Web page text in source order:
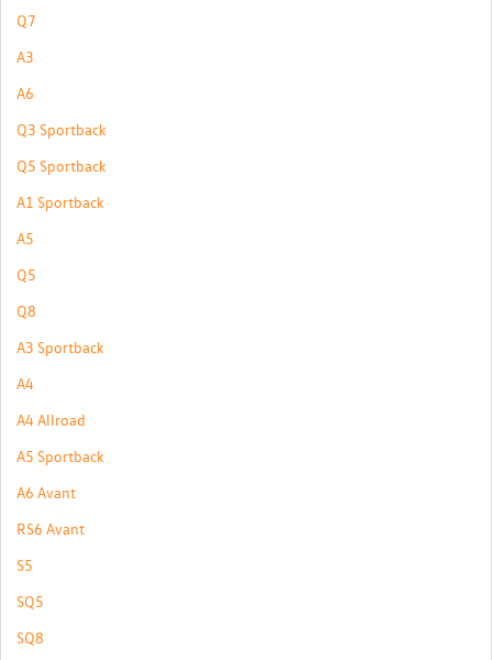
Q7
A3
A6
Q3 Sportback
Q5 Sportback
A1 Sportback
A5
Q5
Q8
A3 Sportback
A4
A4 Allroad
A5 Sportback
A6 Avant
RS6 Avant
S5
SQ5
SQ8